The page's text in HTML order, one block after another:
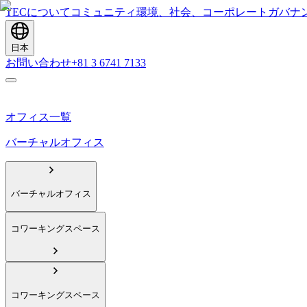
TECについて コミュニティ環境、社会、コーポレートガバナ
日本
お問い合わせ+81 3 6741 7133
オフィス一覧
バーチャルオフィス
バーチャルオフィス
コワーキングスペース
コワーキングスペース